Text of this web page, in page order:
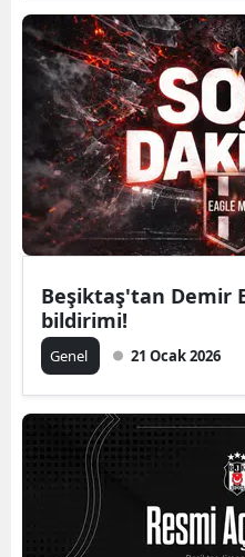
Beşiktaş'tan Demir
bildirimi!
Genel 21 Ocak 2026